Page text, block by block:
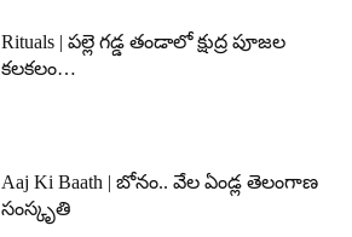
Rituals | పల్లె గడ్డ తండాలో క్షుద్ర పూజల
కలకలం…
Aaj Ki Baath | బోనం.. వేల ఏండ్ల తెలంగాణ
సంస్కృతి